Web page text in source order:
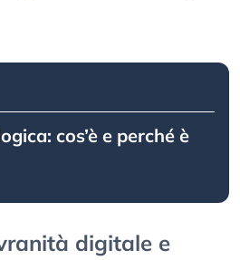
cos’è e perché è
digitale e